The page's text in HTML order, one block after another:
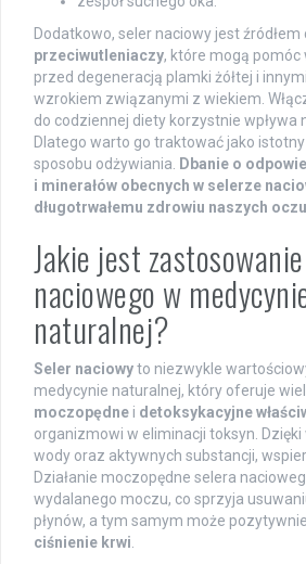
Dodatkowo, seler naciowy jest źródłem
przeciwutleniaczy, które mogą pomóc
przed degeneracją plamki żółtej i
wzrokiem związanymi z wiekiem.
do codziennej diety korzystnie wpływa
Dlatego warto go traktować jako
sposobu odżywiania.
Dbanie o
i minerałów obecnych w selerze
długotrwałemu zdrowiu naszych
Jakie jest
naciowego w
naturalnej?
Seler naciowyto niezwykle
medycynie naturalnej, który oferuje
moczopędne i detoksykacyjne
organizmowi w eliminacji toksyn.
wody oraz aktywnych substancji,
Działanie moczopędne selera
wydalanego moczu, co sprzyja
płynów, a tym samym może
ciśnienie krwi